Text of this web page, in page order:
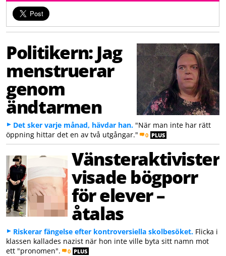
Politikern: Jag
menstruerar
genom
ändtarmen
Det sker varje månad, hävdar han. "När man inte har rätt
öppning hittar det en av två utgångar."
0 PLUS
Vänsteraktivister
visade bögporr
för elever –
åtalas
Riskerar fängelse efter kontroversiella skolbesöket. Flicka i
klassen kallades nazist när hon inte ville byta sitt namn mot
ett "pronomen".
0 PLUS